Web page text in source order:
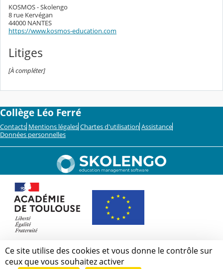
KOSMOS - Skolengo
8 rue Kervégan
44000 NANTES
https://www.kosmos-education.com
Litiges
[À compléter]
Collège Léo Ferré
Contacts Mentions légales Chartes d'utilisation Assistance
Données personnelles
Ce site utilise des cookies et vous donne le contrôle sur
ceux que vous souhaitez activer